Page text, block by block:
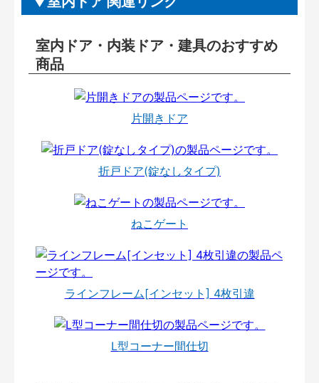
室内ドア・内装ドア・建具のおすすめ
商品
片開きドア
折戸ドア(錠なしタイプ)
ねこゲート
ラインフレーム[インセット] 4枚引違
L型コーナー間仕切